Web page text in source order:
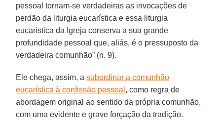
pessoal tornam-se verdadeiras as invocações de
perdão da liturgia eucarística e essa liturgia
eucarística da Igreja conserva a sua grande
profundidade pessoal que, aliás, é o pressuposto da
verdadeira comunhão” (n. 9).
Ele chega, assim, asubordinar a comunhão
eucarística à confissão pessoal , como regra de
abordagem original ao sentido da própria comunhão,
com uma evidente e grave forçação da tradição.